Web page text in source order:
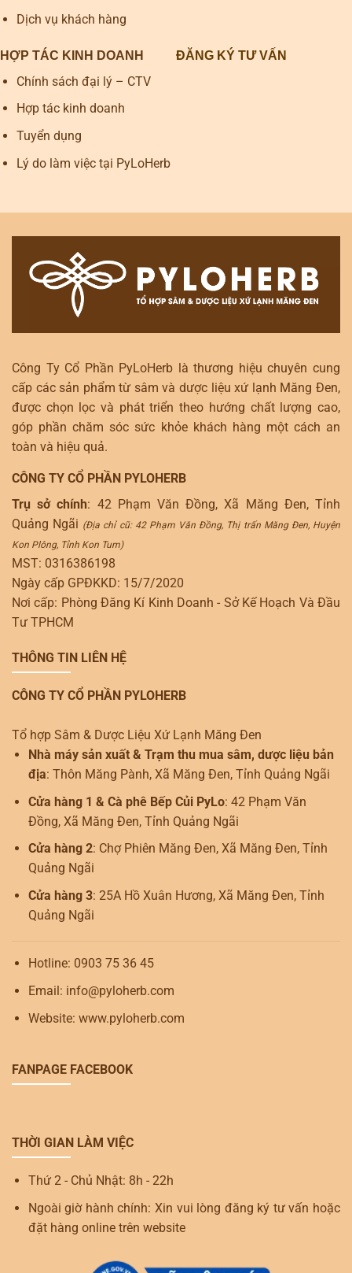
Dịch vụ khách hàng
HỢP TÁC KINH DOANH
Chính sách đại lý – CTV
Hợp tác kinh doanh
Tuyển dụng
Lý do làm việc tại PyLoHerb
ĐĂNG KÝ TƯ VẤN
Công Ty Cổ Phần PyLoHerb là thương hiệu chuyên cung
cấp các sản phẩm từ sâm và dược liệu xứ lạnh Măng Đen,
được chọn lọc và phát triển theo hướng chất lượng cao,
góp phần chăm sóc sức khỏe khách hàng một cách an
toàn và hiệu quả.
CÔNG TY CỔ PHẦN PYLOHERB
Trụ sở chính: 42 Phạm Văn Đồng, Xã Măng Đen, Tỉnh
Quảng Ngãi (Địa chỉ cũ: 42 Phạm Văn Đồng, Thị trấn Măng Đen, Huyện
Kon Plông, Tỉnh Kon Tum)
MST: 0316386198
Ngày cấp GPĐKKD: 15/7/2020
Nơi cấp: Phòng Đăng Kí Kinh Doanh - Sở Kế Hoạch Và Đầu
Tư TPHCM
THÔNG TIN LIÊN HỆ
CÔNG TY CỔ PHẦN PYLOHERB
Tổ hợp Sâm & Dược Liệu Xứ Lạnh Măng Đen
Nhà máy sản xuất & Trạm thu mua sâm, dược liệu bản
địa: Thôn Măng Pành, Xã Măng Đen, Tỉnh Quảng Ngãi
Cửa hàng 1 & Cà phê Bếp Củi PyLo: 42 Phạm Văn
Đồng, Xã Măng Đen, Tỉnh Quảng Ngãi
Cửa hàng 2: Chợ Phiên Măng Đen, Xã Măng Đen, Tỉnh
Quảng Ngãi
Cửa hàng 3: 25A Hồ Xuân Hương, Xã Măng Đen, Tỉnh
Quảng Ngãi
Hotline: 0903 75 36 45
Email: info@pyloherb.com
Website: www.pyloherb.com
FANPAGE FACEBOOK
THỜI GIAN LÀM VIỆC
Thứ 2 - Chủ Nhật: 8h - 22h
Ngoài giờ hành chính: Xin vui lòng đăng ký tư vấn hoặc
đặt hàng online trên website